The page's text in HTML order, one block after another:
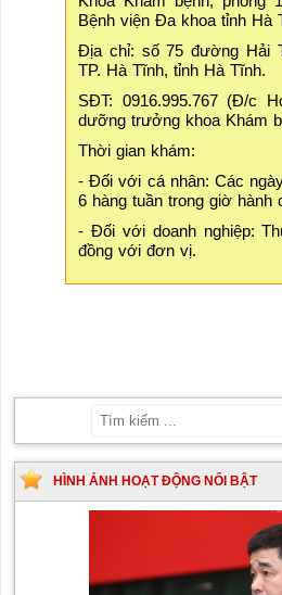
Bệnh viện Đa khoa tỉnh Hà
Địa chỉ: số 75 đường Hải
TP. Hà Tĩnh, tỉnh Hà Tĩnh.
SĐT: 0916.995.767 (Đ/c
dưỡng trưởng khoa Khám
Thời gian khám:
- Đối với cá nhân: Các
6 hàng tuần trong giờ hành
- Đối với doanh nghiệp:
đồng với đơn vị.
HÌNH ẢNH HOẠT ĐỘNG NỔI BẬT